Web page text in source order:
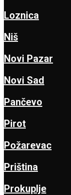
Loznica
Niš
Novi Pazar
Novi Sad
Pančevo
Pirot
Požarevac
Priština
Prokuplje